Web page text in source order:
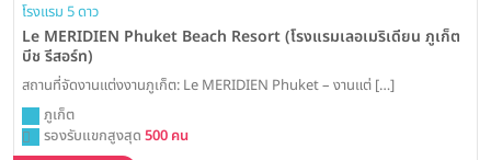
โรงแรม 5 ดาว
Le MERIDIEN Phuket Beach Resort (โรงแรมเลอเมริเดียน ภูเก็ต
บีช รีสอร์ท)
สถานที่จัดงานแต่งงานภูเก็ต: Le MERIDIEN Phuket – งานแต่ […]
ภูเก็ต
รองรับแขกสูงสุด 500 คน